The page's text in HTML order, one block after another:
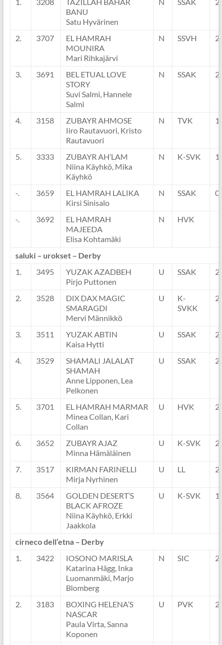
BANU
Satu Hyvärinen
2. 3707
EL HAMRAH
MOUNIRA
Mari Rihkajärvi
N SSVH
3. 3691
BEL ETUAL LOVE
STORY
Suvi Salmi, Hannele
Salmi
N SSAK
4. 3158
ZUBAYR AHMOSE
Iiro Rautavuori, Kristo
Rautavuori
N TVK
5. 3333
ZUBAYR AH’LAM
Niina Käyhkö, Mika
Käyhkö
N K-SVK
-. 3659
EL HAMRAH LALIKA
Kirsi Sinisalo
N SSAK 0
-. 3692
EL HAMRAH
MAJEEDA
Elisa Kohtamäki
N HVK
saluki – urokset – Derby
1.
3495
YUZAK AZADBEH
Pirjo Puttonen
U SSAK
2. 3528
DIX DAX MAGIC
SMARAGDI
Mervi Männikkö
U
K-
SVKK
3. 3511
YUZAK ABTIN
Kaisa Hytti
U SSAK
4. 3529
SHAMALI JALALAT
SHAMAH
Anne Lipponen, Lea
Pelkonen
U SSAK
5. 3701
EL HAMRAH MARMAR
Minea Collan, Kari
Collan
U HVK
6. 3652
ZUBAYR AJAZ
Minna Hämäläinen
U K-SVK
7. 3517
KIRMAN FARINELLI
Mirja Nyrhinen
U LL
8. 3564
GOLDEN DESERT’S
BLACK AFROZE
Niina Käyhkö, Erkki
Jaakkola
U K-SVK
cirneco dell’etna – Derby
1.
3422
IOSONO MARISLA
Katarina Hägg, Inka
Luomanmäki, Marjo
Blomberg
N SIC
2. 3183
BOXING HELENA’S
NASCAR
Paula Virta, Sanna
Koponen
U PVK